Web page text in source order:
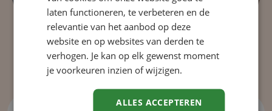
laten functioneren, te verbeteren en de
relevantie van het aanbod op deze
website en op websites van derden te
verhogen. Je kan op elk gewenst moment
je voorkeuren inzien of wijzigen.
ALLES ACCEPTEREN